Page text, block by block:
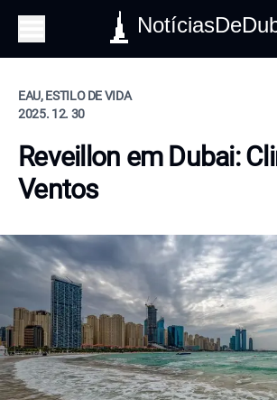
EAU, ESTILO DE VIDA
2025. 12. 30
Reveillon em Dubai:
Ventos